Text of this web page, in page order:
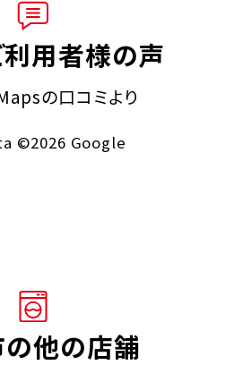
用者様の声
の口コミより
©2026 Google
他の店舗